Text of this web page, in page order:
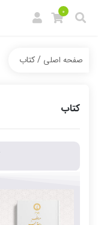
0
صفحه اصلی / کتاب
کتاب